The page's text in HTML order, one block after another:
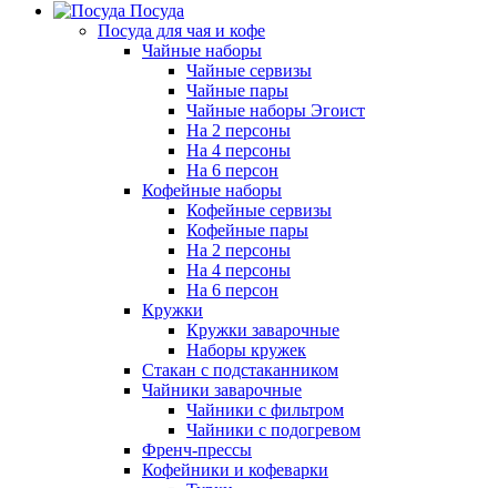
Посуда
Посуда для чая и кофе
Чайные наборы
Чайные сервизы
Чайные пары
Чайные наборы Эгоист
На 2 персоны
На 4 персоны
На 6 персон
Кофейные наборы
Кофейные сервизы
Кофейные пары
На 2 персоны
На 4 персоны
На 6 персон
Кружки
Кружки заварочные
Наборы кружек
Стакан с подстаканником
Чайники заварочные
Чайники с фильтром
Чайники с подогревом
Френч-прессы
Кофейники и кофеварки